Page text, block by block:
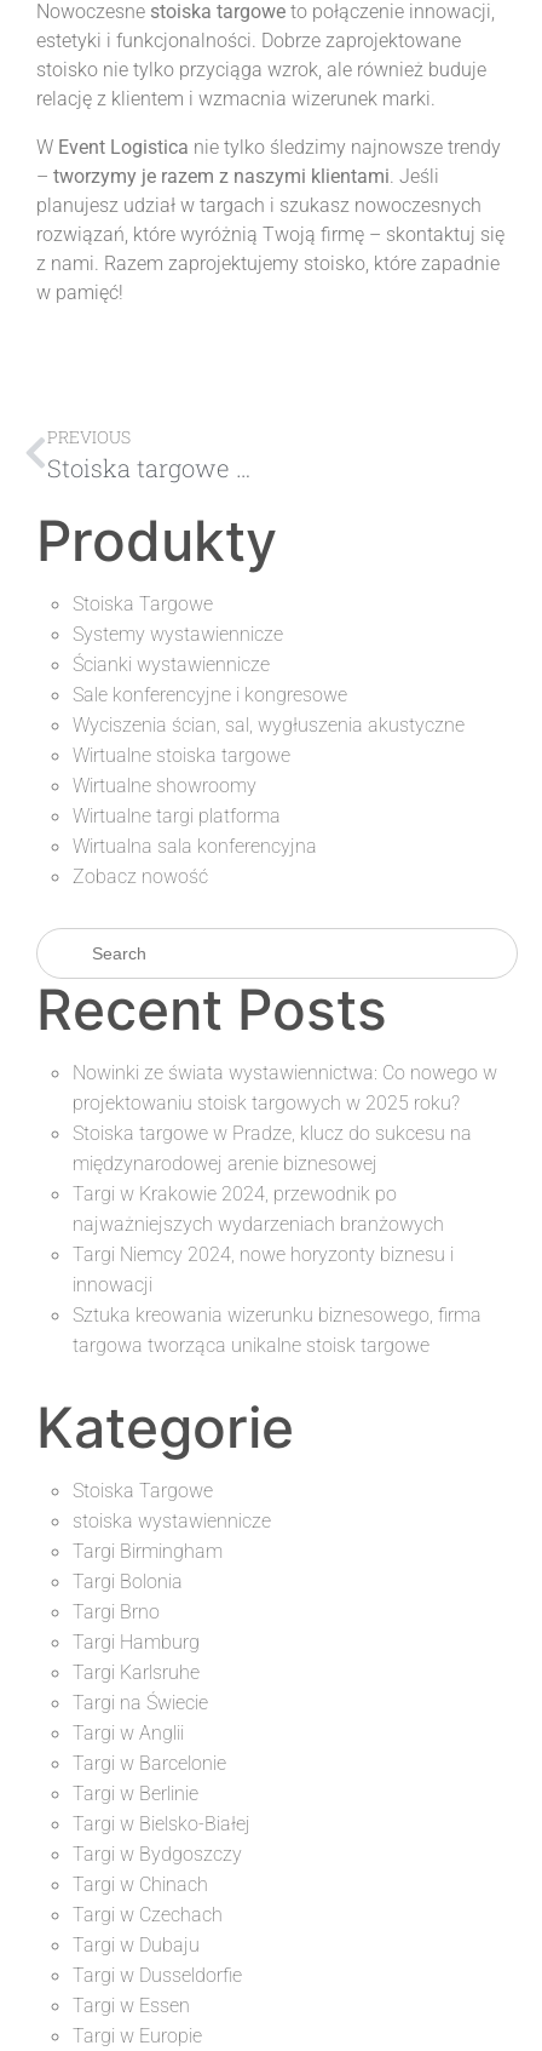
Nowoczesne stoiska targowe to połączenie innowacji,
estetyki i funkcjonalności. Dobrze zaprojektowane
stoisko nie tylko przyciąga wzrok, ale również buduje
relację z klientem i wzmacnia wizerunek marki.
W Event Logistica nie tylko śledzimy najnowsze trendy
– tworzymy je razem z naszymi klientami. Jeśli
planujesz udział w targach i szukasz nowoczesnych
rozwiązań, które wyróżnią Twoją firmę – skontaktuj się
z nami. Razem zaprojektujemy stoisko, które zapadnie
w pamięć!
PREVIOUS
Stoiska targowe w Pradze, klucz do sukcesu na międzynarodowej arenie biznesowej
Produkty
Stoiska Targowe
Systemy wystawiennicze
Ścianki wystawiennicze
Sale konferencyjne i kongresowe
Wyciszenia ścian, sal, wygłuszenia akustyczne
Wirtualne stoiska targowe
Wirtualne showroomy
Wirtualne targi platforma
Wirtualna sala konferencyjna
Zobacz nowość
Recent Posts
Nowinki ze świata wystawiennictwa: Co nowego w
projektowaniu stoisk targowych w 2025 roku?
Stoiska targowe w Pradze, klucz do sukcesu na
międzynarodowej arenie biznesowej
Targi w Krakowie 2024, przewodnik po
najważniejszych wydarzeniach branżowych
Targi Niemcy 2024, nowe horyzonty biznesu i
innowacji
Sztuka kreowania wizerunku biznesowego, firma
targowa tworząca unikalne stoisk targowe
Kategorie
Stoiska Targowe
stoiska wystawiennicze
Targi Birmingham
Targi Bolonia
Targi Brno
Targi Hamburg
Targi Karlsruhe
Targi na Świecie
Targi w Anglii
Targi w Barcelonie
Targi w Berlinie
Targi w Bielsko-Białej
Targi w Bydgoszczy
Targi w Chinach
Targi w Czechach
Targi w Dubaju
Targi w Dusseldorfie
Targi w Essen
Targi w Europie